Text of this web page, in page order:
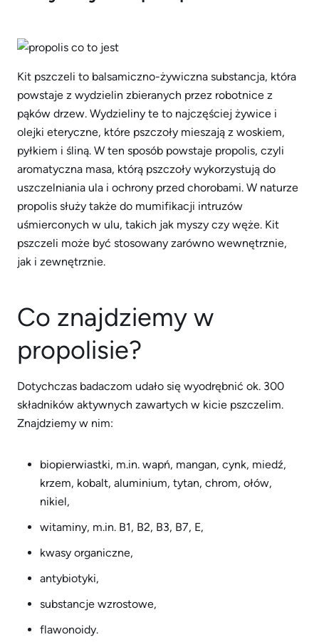
Kit pszczeli to balsamiczno-żywiczna substancja, która
powstaje z wydzielin zbieranych przez robotnice z
pąków drzew. Wydzieliny te to najczęściej żywice i
olejki eteryczne, które pszczoły mieszają z woskiem,
pyłkiem i śliną. W ten sposób powstaje propolis, czyli
aromatyczna masa, którą pszczoły wykorzystują do
uszczelniania ula i ochrony przed chorobami. W naturze
propolis służy także do mumifikacji intruzów
uśmierconych w ulu, takich jak myszy czy węże. Kit
pszczeli może być stosowany zarówno wewnętrznie,
jak i zewnętrznie.
Co znajdziemy w
propolisie?
Dotychczas badaczom udało się wyodrębnić ok. 300
składników aktywnych zawartych w kicie pszczelim.
Znajdziemy w nim:
biopierwiastki, m.in. wapń, mangan, cynk, miedź,
krzem, kobalt, aluminium, tytan, chrom, ołów,
nikiel,
witaminy, m.in. B1, B2, B3, B7, E,
kwasy organiczne,
antybiotyki,
substancje wzrostowe,
flawonoidy.